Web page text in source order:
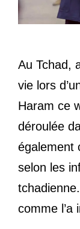
Au Tchad,
vie lors
Haram ce
déroulée
également
selon les
comme